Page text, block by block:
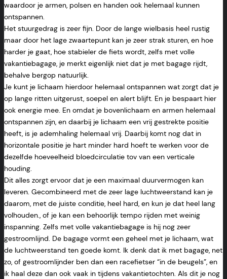
waardoor je armen, polsen en handen ook helemaal kunnen
ontspannen.
Het stuurgedrag is zeer fijn. Door de lange wielbasis heel rustig
maar door het lage zwaartepunt kan je zeer strak sturen, en hoe
harder je gaat, hoe stabieler de fiets wordt, zelfs met volle
vakantiebagage, je merkt eigenlijk niet dat je met bagage rijdt,
behalve bergop natuurlijk.
Je kunt je lichaam hierdoor helemaal ontspannen wat zorgt dat je
op lange ritten uitgerust, soepel en alert blijft. En je bespaart hier
ook energie mee. En omdat je bovenlichaam en armen helemaal
ontspannen zijn, en daarbij je lichaam een vrij gestrekte positie
heeft, is je ademhaling helemaal vrij. Daarbij komt nog dat in
horizontale positie je hart minder hard hoeft te werken voor de
dezelfde hoeveelheid bloedcirculatie tov van een verticale
houding.
Dit alles zorgt ervoor dat je een maximaal duurvermogen kan
leveren. Gecombineerd met de zeer lage luchtweerstand kan je
daarom, met de juiste conditie, heel hard, en kun je dat heel lang
volhouden., of je kan een behoorlijk tempo rijden met weinig
inspanning. Zelfs met volle vakantiebagage is hij nog zeer
gestroomlijnd. De bagage vormt een geheel met je lichaam, wat
de luchtweerstand ten goede komt. Ik denk dat ik met bagage, net
zo, of gestroomlijnder ben dan een racefietser “in de beugels”, en
ik haal deze dan ook vaak in tijdens vakantietochten. Als dit je nog